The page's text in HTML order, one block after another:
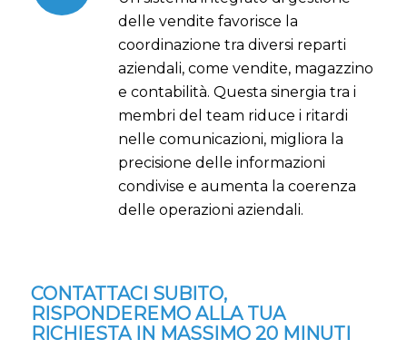
delle vendite favorisce la
coordinazione tra diversi reparti
aziendali, come vendite, magazzino
e contabilità. Questa sinergia tra i
membri del team riduce i ritardi
nelle comunicazioni, migliora la
precisione delle informazioni
condivise e aumenta la coerenza
delle operazioni aziendali.
CONTATTACI SUBITO,
RISPONDEREMO ALLA TUA
RICHIESTA IN MASSIMO 20 MINUTI